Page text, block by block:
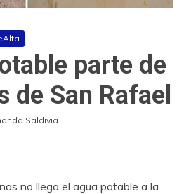
parte de
de San Rafael
Saldivia
no llega el agua potable a la